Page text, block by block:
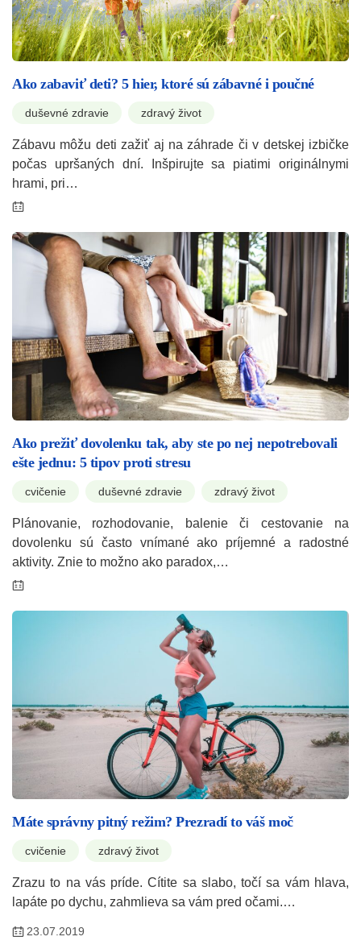
Ako zabaviť deti? 5 hier, ktoré sú zábavné i poučné
duševné zdravie zdravý život
Zábavu môžu deti zažiť aj na záhrade či v detskej izbičke
počas upršaných dní. Inšpirujte sa piatimi originálnymi
hrami, pri…
Ako prežiť dovolenku tak, aby ste po nej nepotrebovali
ešte jednu: 5 tipov proti stresu
cvičenie duševné zdravie zdravý život
Plánovanie, rozhodovanie, balenie či cestovanie na
dovolenku sú často vnímané ako príjemné a radostné
aktivity. Znie to možno ako paradox,…
Máte správny pitný režim? Prezradí to váš moč
cvičenie zdravý život
Zrazu to na vás príde. Cítite sa slabo, točí sa vám hlava,
lapáte po dychu, zahmlieva sa vám pred očami.…
23.07.2019